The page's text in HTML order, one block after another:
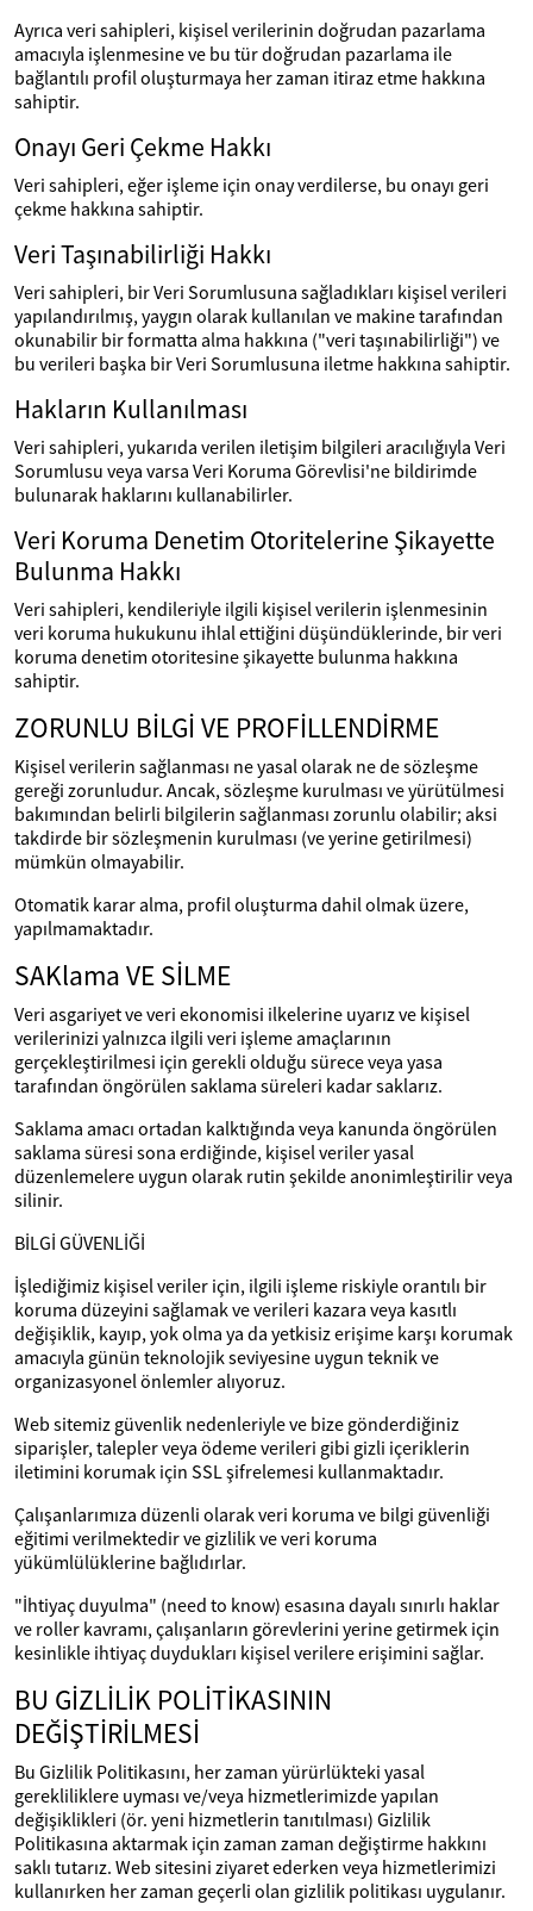
Ayrıca veri sahipleri, kişisel verilerinin doğrudan pazarlama
amacıyla işlenmesine ve bu tür doğrudan pazarlama ile
bağlantılı profil oluşturmaya her zaman itiraz etme hakkına
sahiptir.
Onayı Geri Çekme Hakkı
Veri sahipleri, eğer işleme için onay verdilerse, bu onayı geri
çekme hakkına sahiptir.
Veri Taşınabilirliği Hakkı
Veri sahipleri, bir Veri Sorumlusuna sağladıkları kişisel verileri
yapılandırılmış, yaygın olarak kullanılan ve makine tarafından
okunabilir bir formatta alma hakkına ("veri taşınabilirliği") ve
bu verileri başka bir Veri Sorumlusuna iletme hakkına sahiptir.
Hakların Kullanılması
Veri sahipleri, yukarıda verilen iletişim bilgileri aracılığıyla Veri
Sorumlusu veya varsa Veri Koruma Görevlisi'ne bildirimde
bulunarak haklarını kullanabilirler.
Veri Koruma Denetim Otoritelerine Şikayette
Bulunma Hakkı
Veri sahipleri, kendileriyle ilgili kişisel verilerin işlenmesinin
veri koruma hukukunu ihlal ettiğini düşündüklerinde, bir veri
koruma denetim otoritesine şikayette bulunma hakkına
sahiptir.
ZORUNLU BİLGİ VE PROFİLLENDİRME
Kişisel verilerin sağlanması ne yasal olarak ne de sözleşme
gereği zorunludur. Ancak, sözleşme kurulması ve yürütülmesi
bakımından belirli bilgilerin sağlanması zorunlu olabilir; aksi
takdirde bir sözleşmenin kurulması (ve yerine getirilmesi)
mümkün olmayabilir.
Otomatik karar alma, profil oluşturma dahil olmak üzere,
yapılmamaktadır.
SAKlama VE SİLME
Veri asgariyet ve veri ekonomisi ilkelerine uyarız ve kişisel
verilerinizi yalnızca ilgili veri işleme amaçlarının
gerçekleştirilmesi için gerekli olduğu sürece veya yasa
tarafından öngörülen saklama süreleri kadar saklarız.
Saklama amacı ortadan kalktığında veya kanunda öngörülen
saklama süresi sona erdiğinde, kişisel veriler yasal
düzenlemelere uygun olarak rutin şekilde anonimleştirilir veya
silinir.
BİLGİ GÜVENLİĞİ
İşlediğimiz kişisel veriler için, ilgili işleme riskiyle orantılı bir
koruma düzeyini sağlamak ve verileri kazara veya kasıtlı
değişiklik, kayıp, yok olma ya da yetkisiz erişime karşı korumak
amacıyla günün teknolojik seviyesine uygun teknik ve
organizasyonel önlemler alıyoruz.
Web sitemiz güvenlik nedenleriyle ve bize gönderdiğiniz
siparişler, talepler veya ödeme verileri gibi gizli içeriklerin
iletimini korumak için SSL şifrelemesi kullanmaktadır.
Çalışanlarımıza düzenli olarak veri koruma ve bilgi güvenliği
eğitimi verilmektedir ve gizlilik ve veri koruma
yükümlülüklerine bağlıdırlar.
"İhtiyaç duyulma" (need to know) esasına dayalı sınırlı haklar
ve roller kavramı, çalışanların görevlerini yerine getirmek için
kesinlikle ihtiyaç duydukları kişisel verilere erişimini sağlar.
BU GİZLİLİK POLİTİKASININ
DEĞİŞTİRİLMESİ
Bu Gizlilik Politikasını, her zaman yürürlükteki yasal
gerekliliklere uyması ve/veya hizmetlerimizde yapılan
değişiklikleri (ör. yeni hizmetlerin tanıtılması) Gizlilik
Politikasına aktarmak için zaman zaman değiştirme hakkını
saklı tutarız. Web sitesini ziyaret ederken veya hizmetlerimizi
kullanırken her zaman geçerli olan gizlilik politikası uygulanır.